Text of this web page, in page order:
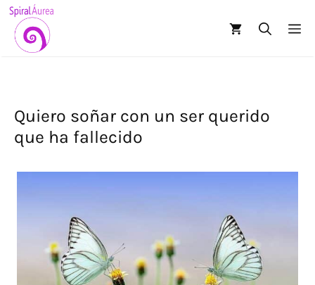
Saltar
contenido
Quiero soñar con un ser querido
que ha fallecido